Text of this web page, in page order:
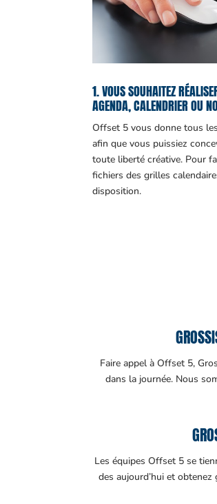
1. VOUS SOUHAITEZ
AGENDA, CALENDRIER OU
Offset 5 vous donne tous
afin que vous puissiez
toute liberté créative. Pour
fichiers des grilles
disposition.
Faire appel à Offset 5,
dans la journée. Nous
Les équipes Offset 5 se
des aujourd’hui et